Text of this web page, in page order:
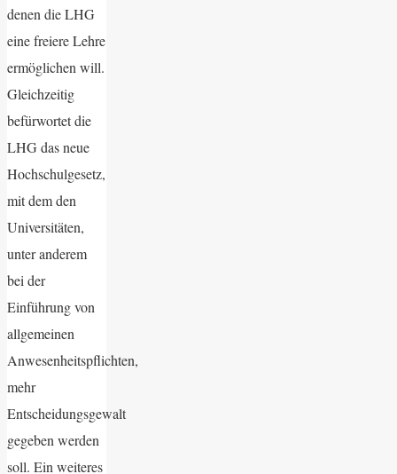
denen die LHG
eine freiere Lehre
ermöglichen will.
Gleichzeitig
befürwortet die
LHG das neue
Hochschulgesetz,
mit dem den
Universitäten,
unter anderem
bei der
Einführung von
allgemeinen
Anwesenheitspflichten,
mehr
Entscheidungsgewalt
gegeben werden
soll. Ein weiteres